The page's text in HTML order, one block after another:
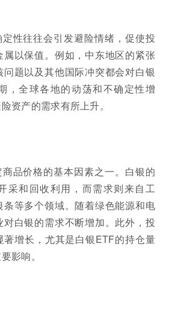
性往往会引发避险情绪，促使投
以保值。例如，中东地区的紧张
题以及其他国际冲突都会对白银
，全球各地的动荡和不确定性增
资产的需求有所上升。
品价格的基本因素之一。白银的
采和回收利用，而需求则来自工
条等多个领域。随着绿色能源和电
白银的需求不断增加。此外，投
著增长，尤其是白银ETF的持仓量
影响。